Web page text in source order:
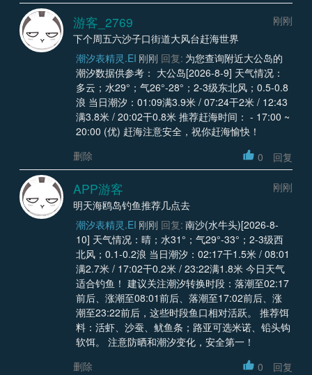
游客_2769
刚刚
下个周五六沙子口街道大风台赶海世界
潮汐表精灵.EI 刚刚 回复: 为您查询附近大公岛的
潮汐数据供参考： 大公岛[2026-8-9] 天气情况：
多云；水29°；气26°-28°；2-3级东北风；0.5-0.8
浪 当日潮汐：01:09满3.9米 / 07:24干2米 / 12:43
满3.8米 / 20:02干0.8米 推荐赶海时间： - 17:00 ~
20:00 (优) 赶海注意安全，祝你赶海愉快！
删除
0 回复
APP游客
刚刚
明天海鸥岛钓鱼推荐几点去
潮汐表精灵.EI 刚刚 回复: 南沙(水牛头)[2026-8-
10] 天气情况：晴；水31°；气29°-33°；2-3级西
北风；0.1-0.2浪 当日潮汐：02:17干1.5米 / 08:01
满2.7米 / 17:02干0.2米 / 23:22满1.8米 今日天气
适合钓鱼！ 建议关注潮汐转换时段：落潮至02:17
前后、涨潮至08:01前后、落潮至17:02前后、涨
潮至23:22前后，这些时段鱼口相对活跃。 推荐饵
料：活虾、沙蚕、鱿鱼条；路亚可选米诺、铅头钩
软饵。 注意防晒和潮汐变化，安全第一！
删除
0 回复